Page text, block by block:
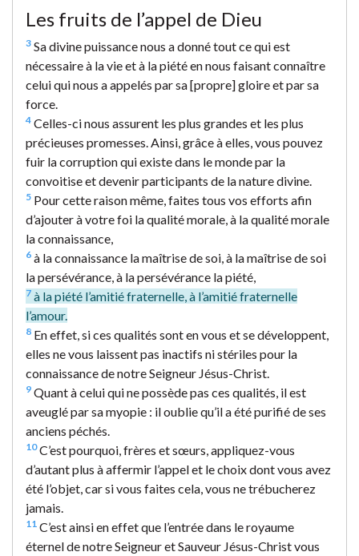
Les fruits de l’appel de Dieu
3 Sa divine puissance nous a donné tout ce qui est
nécessaire à la vie et à la piété en nous faisant connaître
celui qui nous a appelés par sa [propre] gloire et par sa
force.
4 Celles-ci nous assurent les plus grandes et les plus
précieuses promesses. Ainsi, grâce à elles, vous pouvez
fuir la corruption qui existe dans le monde par la
convoitise et devenir participants de la nature divine.
5 Pour cette raison même, faites tous vos efforts afin
d’ajouter à votre foi la qualité morale, à la qualité morale
la connaissance,
6 à la connaissance la maîtrise de soi, à la maîtrise de soi
la persévérance, à la persévérance la piété,
7 à la piété l’amitié fraternelle, à l’amitié fraternelle
l’amour.
8 En effet, si ces qualités sont en vous et se développent,
elles ne vous laissent pas inactifs ni stériles pour la
connaissance de notre Seigneur Jésus-Christ.
9 Quant à celui qui ne possède pas ces qualités, il est
aveuglé par sa myopie : il oublie qu’il a été purifié de ses
anciens péchés.
10C’est pourquoi, frères et sœurs, appliquez-vous
d’autant plus à affermir l’appel et le choix dont vous avez
été l’objet, car si vous faites cela, vous ne trébucherez
jamais.
11 C’est ainsi en effet que l’entrée dans le royaume
éternel de notre Seigneur et Sauveur Jésus-Christ vous